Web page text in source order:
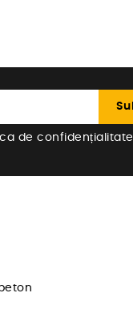
de confidențialitate